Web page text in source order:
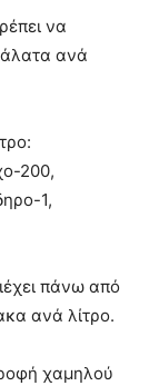
να
άλατα ανά
200,
1,
πάνω από
ανά λίτρο.
χαμηλού